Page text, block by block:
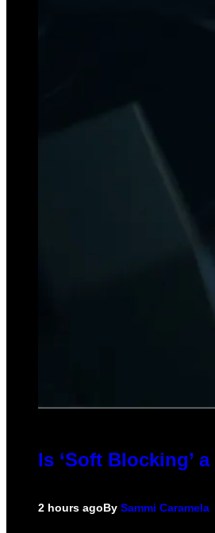
Is ‘Soft Blocking’
2 hours agoBy Sammi Caramela